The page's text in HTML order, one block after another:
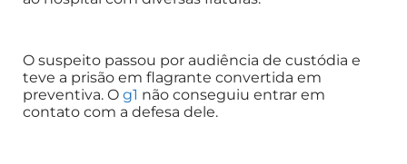
O suspeito passou por audiência de custódia e
teve a prisão em flagrante convertida em
preventiva. O g1 não conseguiu entrar em
contato com a defesa dele.